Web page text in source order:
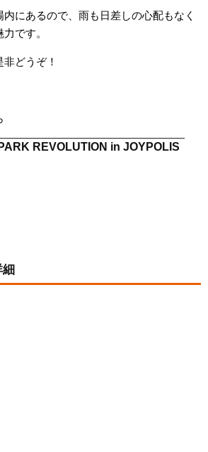
にあるので、雨も日差しの心配もなく
です。
どうぞ！
REVOLUTION in JOYPOLIS
細